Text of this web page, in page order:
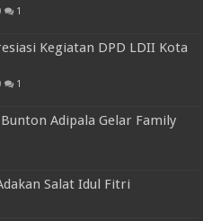
1
Kegiatan DPD LDII Kota
1
Adipala Gelar Family
Salat Idul Fitri